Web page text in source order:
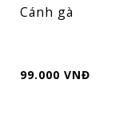
Cánh gà
99.000 VNĐ